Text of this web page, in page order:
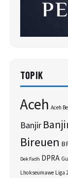
TOPIK
Aceh Aceh
Banjir
Bireuen
Dek Fadh DPRA
Lhokseumawe Liga